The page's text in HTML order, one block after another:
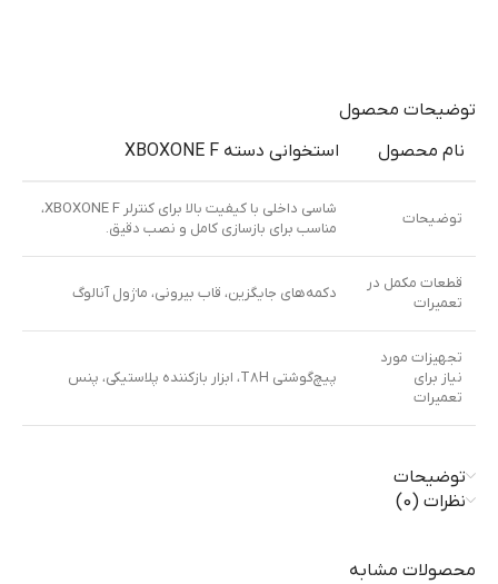
توضیحات محصول
نام محصول
استخوانی دسته XBOXONE F
توضیحات
شاسی داخلی با کیفیت بالا برای کنترلر XBOXONE F،
مناسب برای بازسازی کامل و نصب دقیق.
قطعات مکمل در
تعمیرات
دکمه‌های جایگزین، قاب بیرونی، ماژول آنالوگ
تجهیزات مورد
نیاز برای
تعمیرات
پیچ‌گوشتی T8H، ابزار بازکننده پلاستیکی، پنس
توضیحات
نظرات (0)
محصولات مشابه